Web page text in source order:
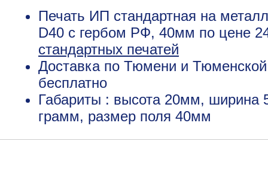
Печать ИП стандартная на
D40 с гербом РФ, 40мм по цене
стандартных печатей
Доставка по Тюмени и
бесплатно
Габариты : высота 20мм, ширина
грамм, размер поля 40мм